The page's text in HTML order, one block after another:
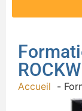
Accueil